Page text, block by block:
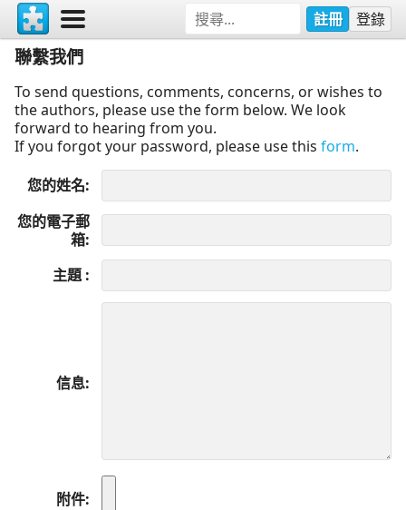
註冊 登錄
聯繫我們
To send questions, comments, concerns, or wishes to
the authors, please use the form below. We look
forward to hearing from you.
If you forgot your password, please use this form.
您的姓名
您的電子郵
箱
主題
信息
附件